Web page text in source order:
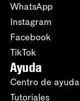
WhatsApp
Instagram
Facebook
TikTok
Ayuda
Centro de ayuda
Tutoriales